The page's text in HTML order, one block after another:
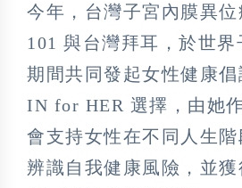
今年，台灣子宮內膜異
101 與台灣拜耳，於世界
期間共同發起女性健康
IN for HER 選擇，由她
會支持女性在不同人生
辨識自我健康風險，並